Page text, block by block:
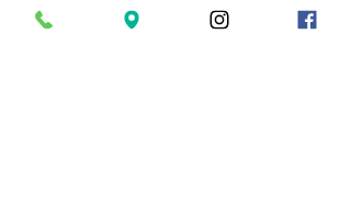
電話０４８‐６２８‐４８２１